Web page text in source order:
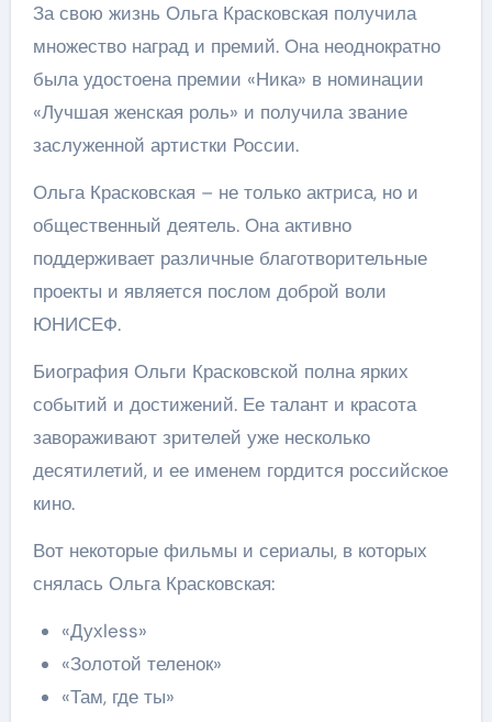
За свою жизнь Ольга Красковская получила
множество наград и премий. Она неоднократно
была удостоена премии «Ника» в номинации
«Лучшая женская роль» и получила звание
заслуженной артистки России.
Ольга Красковская – не только актриса, но и
общественный деятель. Она активно
поддерживает различные благотворительные
проекты и является послом доброй воли
ЮНИСЕФ.
Биография Ольги Красковской полна ярких
событий и достижений. Ее талант и красота
завораживают зрителей уже несколько
десятилетий, и ее именем гордится российское
кино.
Вот некоторые фильмы и сериалы, в которых
снялась Ольга Красковская:
«Духless»
«Золотой теленок»
«Там, где ты»